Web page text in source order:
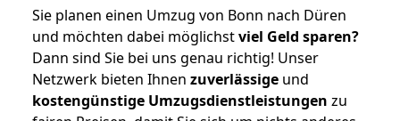
Sie planen einen Umzug von Bonn nach Düren
und möchten dabei möglichstviel Geld sparen?
Dann sind Sie bei uns genau richtig! Unser
Netzwerk bieten Ihnen zuverlässige und
kostengünstige Umzugsdienstleistungen zu